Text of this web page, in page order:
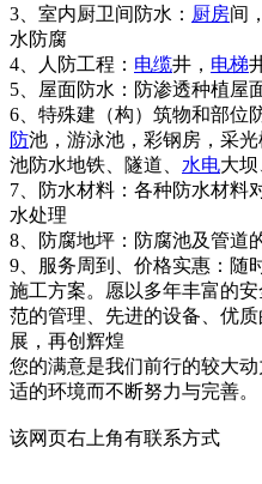
3、室内厨卫间防水： 厨房间
水防腐
4、人防工程： 电缆井， 电梯
5、屋面防水：防渗透种植屋
6、特殊建（构）筑物和部位
防池，游泳池，彩钢房，采
池防水地铁、隧道、 水电大
7、防水材料：各种防水材料
水处理
8、防腐地坪：防腐池及管道
9、服务周到、价格实惠：随
施工方案。愿以多年丰富的
范的管理、先进的设备、优
展，再创辉煌
您的满意是我们前行的较大
适的环境而不断努力与完善。
该网页右上角有联系方式